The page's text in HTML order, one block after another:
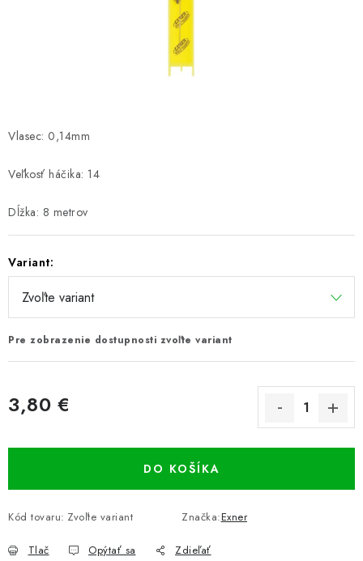
NAVIJAKY
PRÚTY
KONTAKTY
Navštívte našu predajňu vo Dvoroch nad Žitavou »
Vlasec: 0,14mm
Veľkosť háčika: 14
Dĺžka: 8 metrov
Variant:
Pre zobrazenie dostupnosti zvoľte variant
3,80 €
DO KOŠÍKA
Kód tovaru: Zvoľte variant Značka:Exner
Tlač Opýtať sa Zdieľať